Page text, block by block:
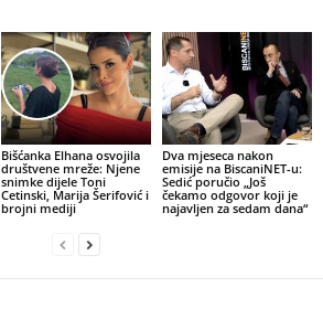
Bišćanka Elhana osvojila
društvene mreže: Njene
snimke dijele Toni
Cetinski, Marija Šerifović i
brojni mediji
Dva mjeseca nakon
emisije na BiscaniNET-u:
Sedić poručio „Još
čekamo odgovor koji je
najavljen za sedam dana“